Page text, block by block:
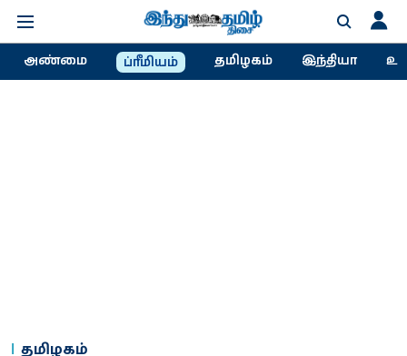
அண்மை ப்ரீமியம் தமிழகம் இந்தியா
தமிழகம்